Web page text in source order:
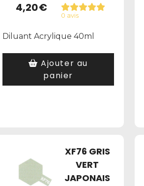
0 avis
4,20€
Diluant Acrylique 40ml
Ajouter au
panier
XF76 GRIS
VERT
JAPONAIS